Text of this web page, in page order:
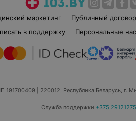
маркетинг Публичный договор
в поддержку Персональные
191700409 | 220012, Республика Беларусь, г.
Служба поддержки +375